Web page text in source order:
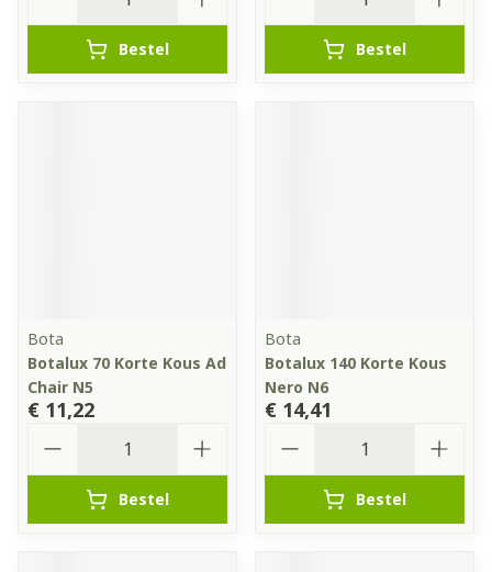
Bestel Bestel
Bota
Botalux 70 Korte Kous Ad
Chair N5
€ 11,22
Bestel
Bota
Botalux 140 Korte Kous
Nero N6
€ 14,41
Bestel